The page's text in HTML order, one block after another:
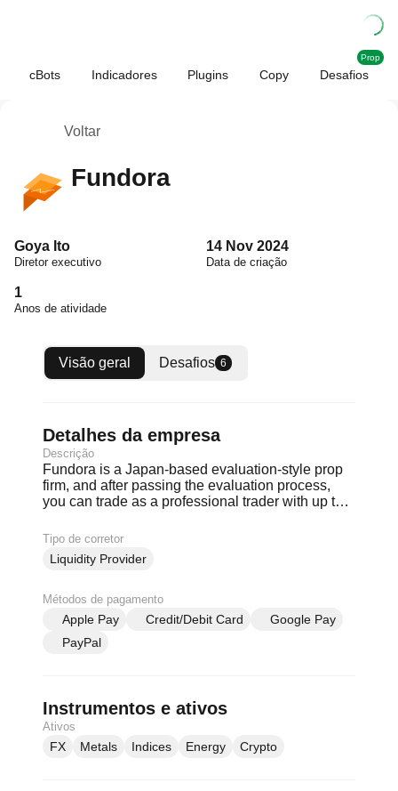
cBots Indicadores Plugins Copy Desafios
Prop
Voltar
Fundora
Goya Ito
Diretor executivo
14 Nov 2024
Data de criação
1
Anos de atividade
Visão geral Desafios 6
Detalhes da empresa
Descrição
Fundora is a Japan-based evaluation-style prop
firm, and after passing the evaluation process,
you can trade as a professional trader with up to
Tipo de corretor
Liquidity Provider
Métodos de pagamento
Apple Pay Credit/Debit Card
Google Pay
PayPal
Instrumentos e ativos
Ativos
FX Metals Indices Energy Crypto